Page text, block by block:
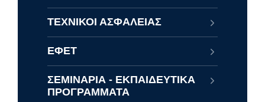
ΤΕΧΝΙΚΟΙ ΑΣΦΑΛΕΙΑΣ
ΕΦΕΤ
ΣΕΜΙΝΑΡΙΑ - ΕΚΠΑΙΔΕΥΤΙΚΑ
ΠΡΟΓΡΑΜΜΑΤΑ